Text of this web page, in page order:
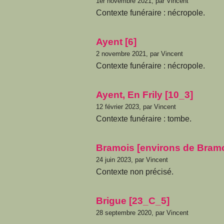
Contexte funéraire : nécropole.
Ayent [6]
2 novembre 2021, par Vincent
Contexte funéraire : nécropole.
Ayent, En Frily [10_3]
12 février 2023, par Vincent
Contexte funéraire : tombe.
Bramois [environs de
24 juin 2023, par Vincent
Contexte non précisé.
Brigue [23_C_5]
28 septembre 2020, par Vincent